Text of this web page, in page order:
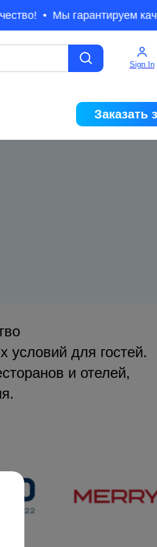
Мы гарантируем
Sign In
Заказать
условий для гостей.
и отелей,